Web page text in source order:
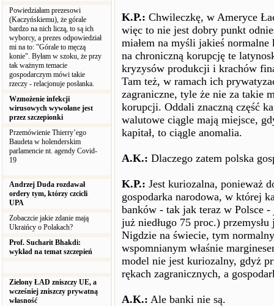
Powiedziałam prezesowi
(Kaczyńskiemu), że górale
bardzo na nich liczą, to są ich
wyborcy, a prezes odpowiedział
mi na to: "Górale to męczą
konie". Byłam w szoku, że przy
tak ważnym temacie
gospodarczym mówi takie
rzeczy - relacjonuje posłanka.
Wzmożenie infekcji
wirusowych wywołane jest
przez szczepionki
Przemówienie Thierry’ego
Baudeta w holenderskim
parlamencie nt. agendy Covid-
19
Andrzej Duda rozdawał
ordery tym, którzy czcicli
UPA
Zobaczcie jakie zdanie mają
Ukraińcy o Polakach?
Prof. Sucharit Bhakdi:
wykład na temat szczepień
Zielony ŁAD zniszczy UE, a
wcześniej zniszczy prywatną
własność
K.P.: Chwileczkę, w Ameryce
więc to nie jest dobry punkt
miałem na myśli jakieś
na chroniczną korupcję te
kryzysów produkcji i krachów
Tam też, w ramach ich
zagraniczne, tyle że nie za takie
korupcji. Oddali znaczną część
walutowe ciągle mają miejsce,
kapitał, to ciągle anomalia.
A.K.: Dlaczego zatem polska
K.P.: Jest kuriozalna, ponieważ
gospodarka narodowa, w której
banków - tak jak teraz w Polsce
już niedługo 75 proc.)
Nigdzie na świecie, tym
wspomnianym właśnie
model nie jest kuriozalny, gdyż
rękach zagranicznych, a
A.K.: Ale banki nie są.